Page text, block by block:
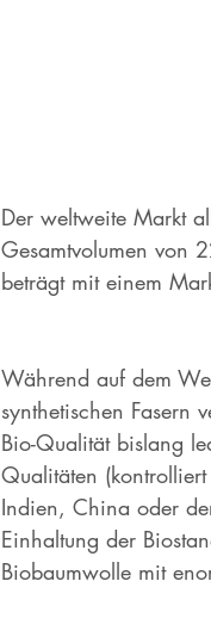
Der weltweite Markt
Gesamtvolumen von
beträgt mit einem
Während auf dem
synthetischen Fasern
Bio-Qualität bislang
Qualitäten
Indien, China oder
Einhaltung der
Biobaumwolle mit